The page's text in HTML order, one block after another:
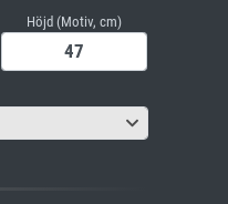
Höjd (Motiv, cm)